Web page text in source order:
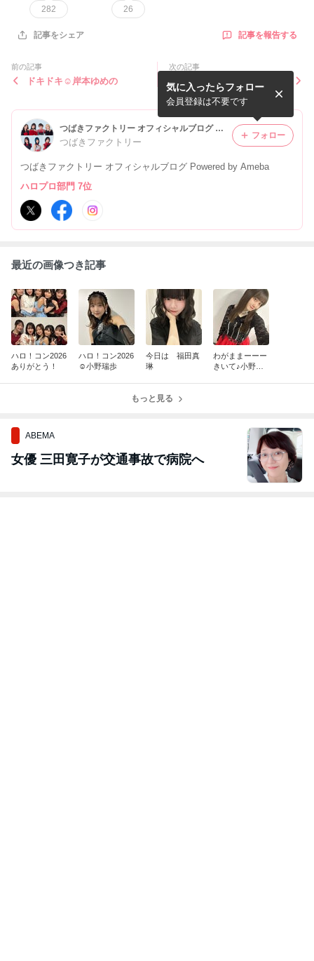
282 26
記事をシェア 記事を報告する
前の記事
ドキドキ☺︎岸本ゆめの
次の記事
まだ夏？ 小片リサ
つばきファクトリー オフィシャルブログ Powered by Ameba
つばきファクトリー
つばきファクトリー オフィシャルブログ Powered by Ameba
気に入ったらフォロー
会員登録は不要です
フォロー
ハロプロ部門 7位
最近の画像つき記事
ハロ！コン2026
ありがとう！
ハロ！コン2026
☺︎小野瑞歩
今日は 福田真
琳
わがままーーー
きいて♪小野田
もっと見る
ABEMA
女優 三田寛子が交通事故で病院へ